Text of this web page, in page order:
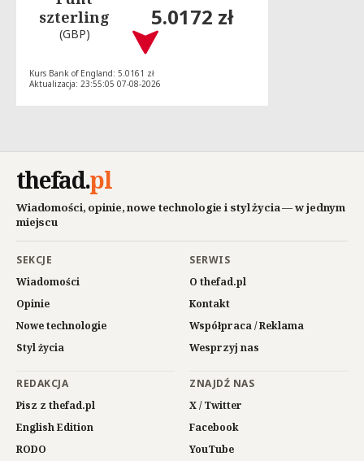
szterling
(GBP)
5.0172 zł
Kurs Bank of England: 5.0161 zł
Aktualizacja: 23:55:05 07-08-2026
thefad.pl
Wiadomości, opinie, nowe technologie i styl życia — w jednym
miejscu
SEKCJE
Wiadomości
Opinie
Nowe technologie
Styl życia
SERWIS
O thefad.pl
Kontakt
Współpraca / Reklama
Wesprzyj nas
REDAKCJA
Pisz z thefad.pl
English Edition
RODO
ZNAJDŹ NAS
X / Twitter
Facebook
YouTube